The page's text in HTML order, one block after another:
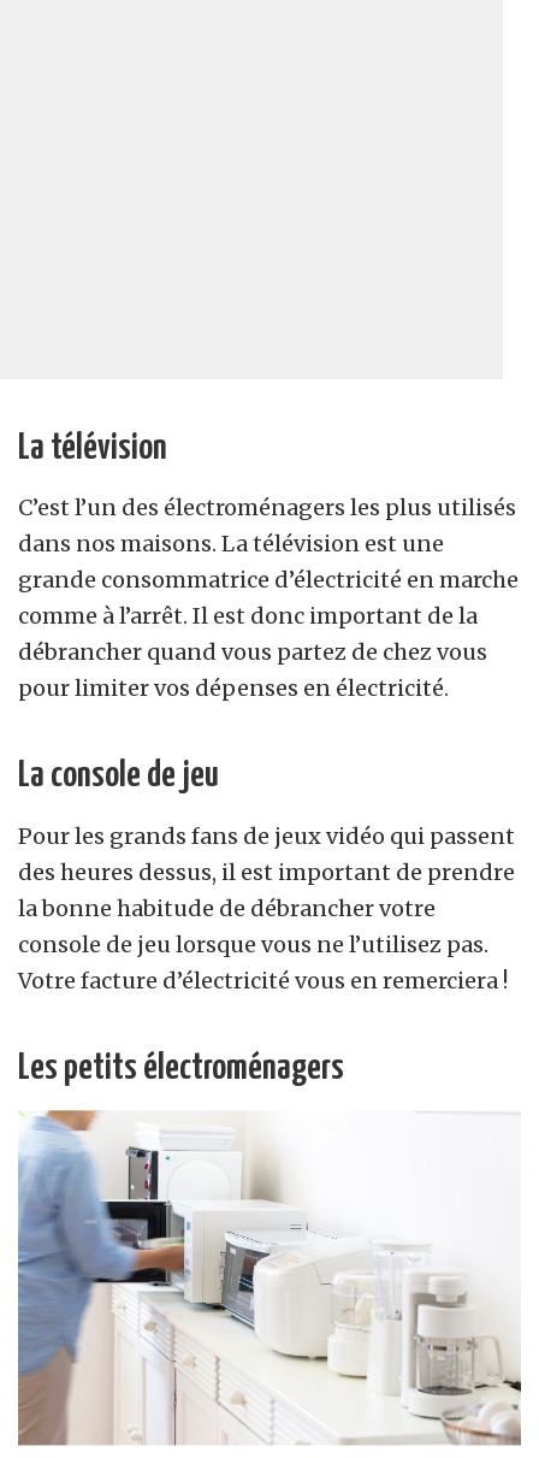
La télévision
C’est l’un des électroménagers les plus utilisés
dans nos maisons. La télévision est une
grande consommatrice d’électricité en marche
comme à l’arrêt. Il est donc important de la
débrancher quand vous partez de chez vous
pour limiter vos dépenses en électricité.
La console de jeu
Pour les grands fans de jeux vidéo qui passent
des heures dessus, il est important de prendre
la bonne habitude de débrancher votre
console de jeu lorsque vous ne l’utilisez pas.
Votre facture d’électricité vous en remerciera !
Les petits électroménagers